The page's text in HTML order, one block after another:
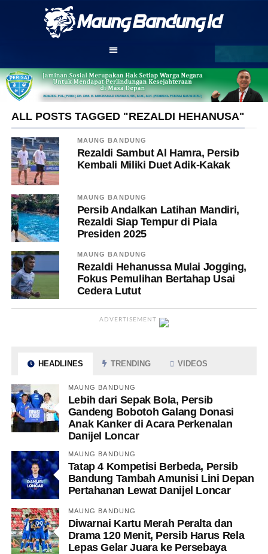
ALL POSTS TAGGED "REZALDI HEHANUSA"
MAUNG BANDUNG
Rezaldi Sambut Al Hamra, Persib
Kembali Miliki Duet Adik-Kakak
MAUNG BANDUNG
Persib Andalkan Latihan Mandiri,
Rezaldi Siap Tempur di Piala
Presiden 2025
MAUNG BANDUNG
Rezaldi Hehanussa Mulai Jogging,
Fokus Pemulihan Bertahap Usai
Cedera Lutut
ADVERTISEMENT
HEADLINES TRENDING VIDEOS
MAUNG BANDUNG
Lebih dari Sepak Bola, Persib
Gandeng Bobotoh Galang Donasi
Anak Kanker di Acara Perkenalan
Danijel Loncar
MAUNG BANDUNG
Tatap 4 Kompetisi Berbeda, Persib
Bandung Tambah Amunisi Lini Depan
Pertahanan Lewat Danijel Loncar
MAUNG BANDUNG
Diwarnai Kartu Merah Peralta dan
Drama 120 Menit, Persib Harus Rela
Lepas Gelar Juara ke Persebaya